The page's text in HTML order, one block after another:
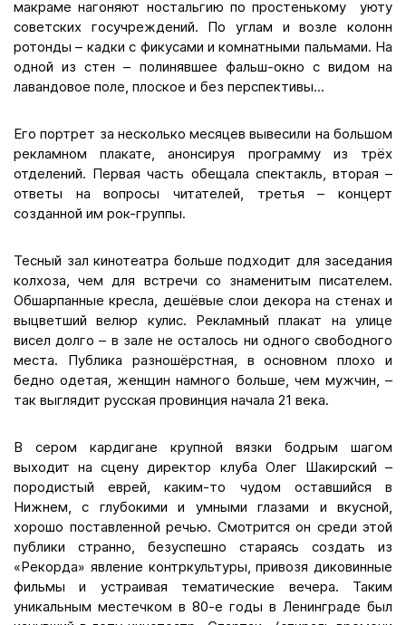
макраме нагоняют ностальгию по простенькому уюту
советских госучреждений. По углам и возле колонн
ротонды – кадки с фикусами и комнатными пальмами. На
одной из стен – полинявшее фальш-окно с видом на
лавандовое поле, плоское и без перспективы...
Его портрет за несколько месяцев вывесили на большом
рекламном плакате, анонсируя программу из трёх
отделений. Первая часть обещала спектакль, вторая –
ответы на вопросы читателей, третья – концерт
созданной им рок-группы.
Тесный зал кинотеатра больше подходит для заседания
колхоза, чем для встречи со знаменитым писателем.
Обшарпанные кресла, дешёвые слои декора на стенах и
выцветший велюр кулис. Рекламный плакат на улице
висел долго – в зале не осталось ни одного свободного
места. Публика разношёрстная, в основном плохо и
бедно одетая, женщин намного больше, чем мужчин, –
так выглядит русская провинция начала 21 века.
В сером кардигане крупной вязки бодрым шагом
выходит на сцену директор клуба Олег Шакирский –
породистый еврей, каким-то чудом оставшийся в
Нижнем, с глубокими и умными глазами и вкусной,
хорошо поставленной речью. Смотрится он среди этой
публики странно, безуспешно стараясь создать из
«Рекорда» явление контркультуры, привозя диковинные
фильмы и устраивая тематические вечера. Таким
уникальным местечком в 80-е годы в Ленинграде был